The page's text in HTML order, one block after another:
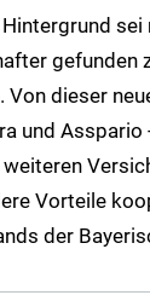
gefunden
dieser
und
Vorteile
der